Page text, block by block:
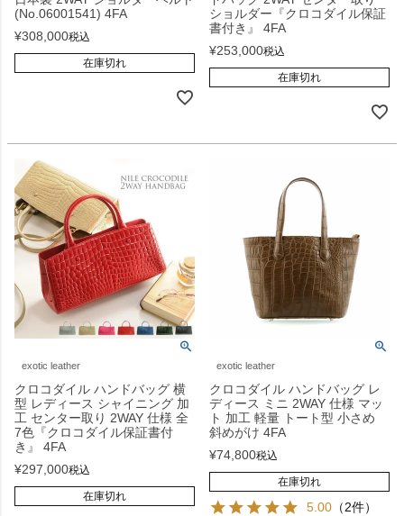
(No.06001541) 4FA
¥308,000税込
在庫切れ
ショルダー『クロコダイル保証
書付き』 4FA
¥253,000税込
在庫切れ
exotic leather
クロコダイル ハンドバッグ 横
型 レディース シャイニング 加
工 センター取り 2WAY 仕様 全
7色『クロコダイル保証書付
き』 4FA
¥297,000税込
在庫切れ
exotic leather
クロコダイル ハンドバッグ レ
ディース ミニ 2WAY 仕様 マッ
ト 加工 軽量 トート型 小さめ
斜めがけ 4FA
¥74,800税込
在庫切れ
5.00 （2件）